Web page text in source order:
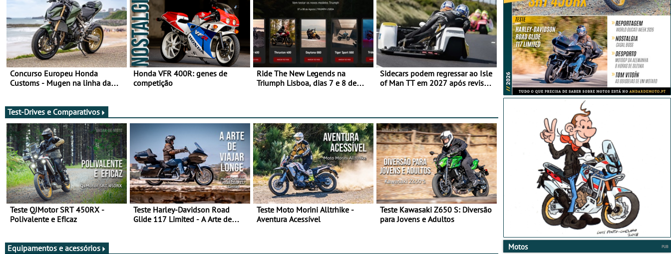
Concurso Europeu Honda
Customs - Mugen na linha da
Honda VFR 400R: genes de
competição
Ride The New Legends na
Triumph Lisboa, dias 7 e 8 de
Sidecars podem regressar ao Isle
of Man TT em 2027 após revisão
Test-Drives e Comparativos
Teste QJMotor SRT 450RX -
Polivalente e Eficaz
Teste Harley-Davidson Road
Glide 117 Limited - A Arte de
Teste Moto Morini Alltrhike -
Aventura Acessível
Teste Kawasaki Z650 S: Diversão
para Jovens e Adultos
Equipamentos e acessórios Motos